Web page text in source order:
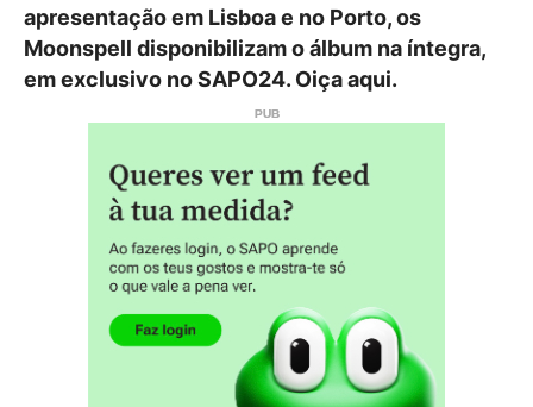
apresentação em Lisboa e no Porto, os
Moonspell disponibilizam o álbum na íntegra,
em exclusivo no SAPO24. Oiça aqui.